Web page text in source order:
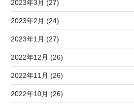
2023年3月 (27)
2023年2月 (24)
2023年1月 (27)
2022年12月 (26)
2022年11月 (26)
2022年10月 (26)